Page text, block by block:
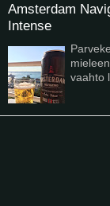
Amsterdam
Intense
vaahto